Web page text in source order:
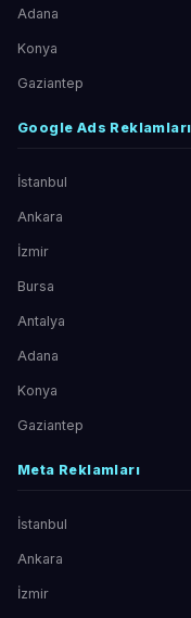
Adana
Konya
Gaziantep
Google Ads Reklamları
İstanbul
Ankara
İzmir
Bursa
Antalya
Adana
Konya
Gaziantep
Meta Reklamları
İstanbul
Ankara
İzmir